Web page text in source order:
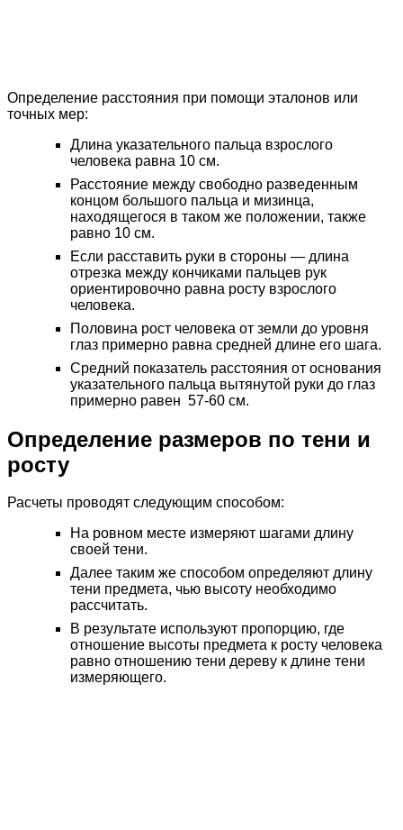
Определение расстояния при помощи эталонов или
точных мер:
Длина указательного пальца взрослого
человека равна 10 см.
Расстояние между свободно разведенным
концом большого пальца и мизинца,
находящегося в таком же положении, также
равно 10 см.
Если расставить руки в стороны — длина
отрезка между кончиками пальцев рук
ориентировочно равна росту взрослого
человека.
Половина рост человека от земли до уровня
глаз примерно равна средней длине его шага.
Средний показатель расстояния от основания
указательного пальца вытянутой руки до глаз
примерно равен 57-60 см.
Определение размеров по тени и
росту
Расчеты проводят следующим способом:
На ровном месте измеряют шагами длину
своей тени.
Далее таким же способом определяют длину
тени предмета, чью высоту необходимо
рассчитать.
В результате используют пропорцию, где
отношение высоты предмета к росту человека
равно отношению тени дереву к длине тени
измеряющего.